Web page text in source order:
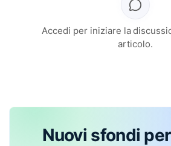
Accedi per iniziare la
articolo.
Nuovi sfondi per